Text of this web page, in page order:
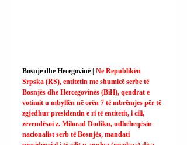
Bosnje dhe Hecegovinë | Në Republikën
Srpska (RS), entitetin me shumicë serbe të
Bosnjës dhe Hercegovinës (BiH), qendrat e
votimit u mbyllën në orën 7 të mbrëmjes për të
zgjedhur presidentin e ri të entitetit, i cili,
zëvendësoi z. Milorad Dodiku, udhëheqësin
nacionalist serb të Bosnjës, mandati